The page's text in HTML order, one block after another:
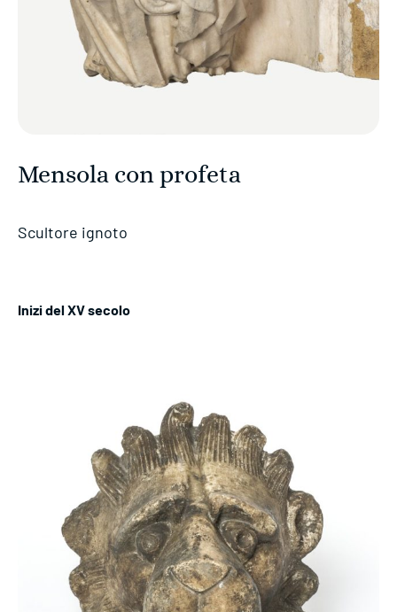
Mensola con profeta
Scultore ignoto
Inizi del XV secolo